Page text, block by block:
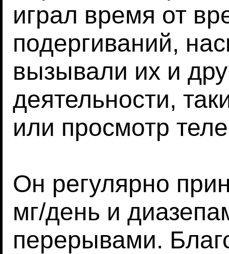
играл время от
подергиваний,
вызывали их и
деятельности,
или просмотр
Он регулярно
мг/день и
перерывами.